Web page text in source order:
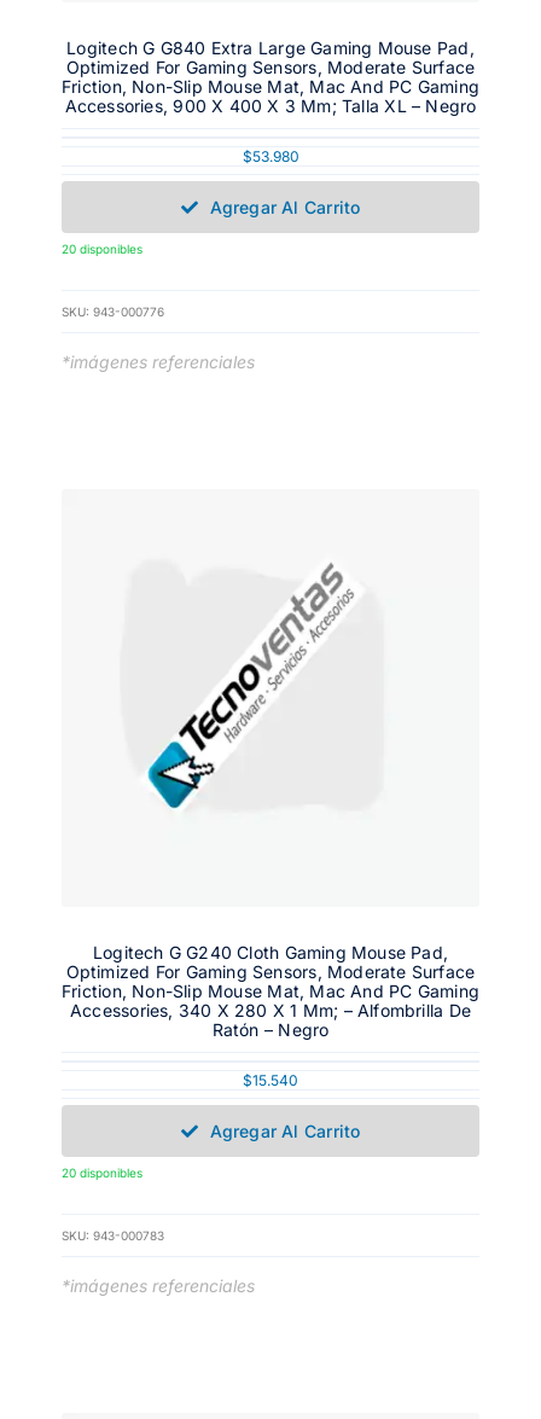
Logitech G G840 Extra Large Gaming Mouse Pad,
Optimized For Gaming Sensors, Moderate Surface
Friction, Non-Slip Mouse Mat, Mac And PC Gaming
Accessories, 900 X 400 X 3 Mm; Talla XL – Negro
$53.980
Agregar Al Carrito
20 disponibles
SKU: 943-000776
*imágenes referenciales
Logitech G G240 Cloth Gaming Mouse Pad,
Optimized For Gaming Sensors, Moderate Surface
Friction, Non-Slip Mouse Mat, Mac And PC Gaming
Accessories, 340 X 280 X 1 Mm; – Alfombrilla De
Ratón – Negro
$15.540
Agregar Al Carrito
20 disponibles
SKU: 943-000783
*imágenes referenciales